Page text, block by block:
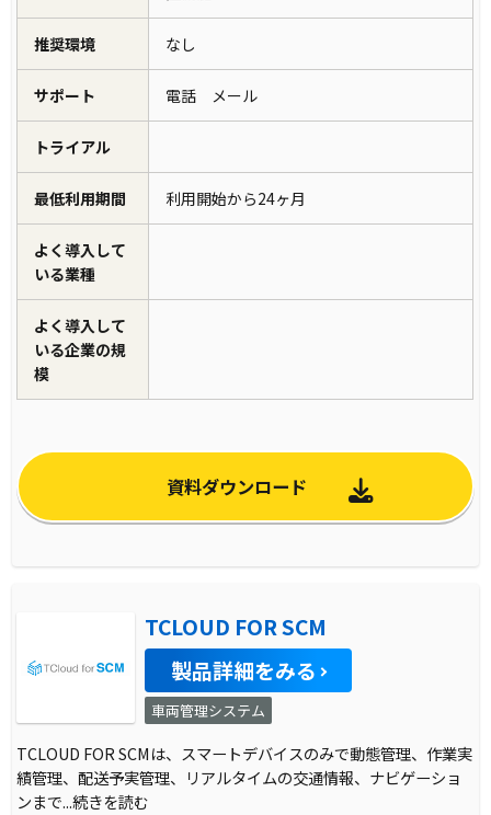
推奨環境 なし
サポート 電話 メール
トライアル
最低利用期間 利用開始から24ヶ月
よく導入して
いる業種
よく導入して
いる企業の規
模
資料ダウンロード
TCLOUD FOR SCM
製品詳細をみる
車両管理システム
TCLOUD FOR SCMは、スマートデバイスのみで動態管理、作業実
績管理、配送予実管理、リアルタイムの交通情報、ナビゲーショ
ンまで...続きを読む